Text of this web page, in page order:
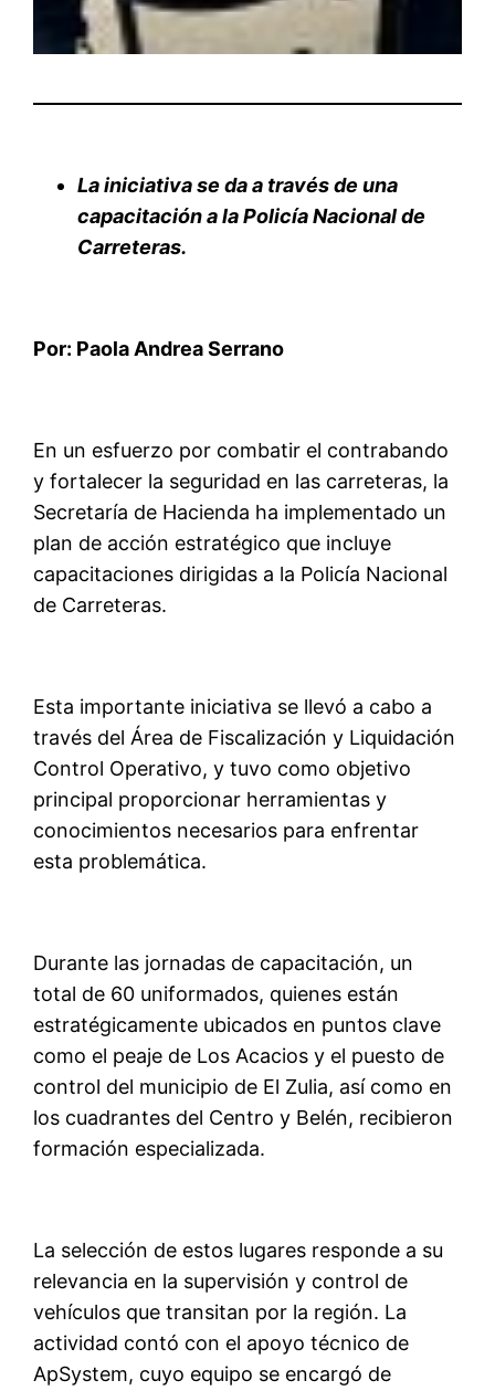
La iniciativa se da a través de una
capacitación a la Policía Nacional de
Carreteras.
Por: Paola Andrea Serrano
En un esfuerzo por combatir el contrabando
y fortalecer la seguridad en las carreteras, la
Secretaría de Hacienda ha implementado un
plan de acción estratégico que incluye
capacitaciones dirigidas a la Policía Nacional
de Carreteras.
Esta importante iniciativa se llevó a cabo a
través del Área de Fiscalización y Liquidación
Control Operativo, y tuvo como objetivo
principal proporcionar herramientas y
conocimientos necesarios para enfrentar
esta problemática.
Durante las jornadas de capacitación, un
total de 60 uniformados, quienes están
estratégicamente ubicados en puntos clave
como el peaje de Los Acacios y el puesto de
control del municipio de El Zulia, así como en
los cuadrantes del Centro y Belén, recibieron
formación especializada.
La selección de estos lugares responde a su
relevancia en la supervisión y control de
vehículos que transitan por la región. La
actividad contó con el apoyo técnico de
ApSystem, cuyo equipo se encargó de